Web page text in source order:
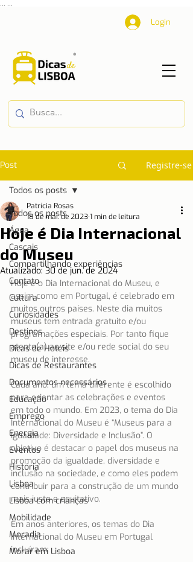
Login
Post Registre-se
Todos os posts
Água
Cascais
Compartilhando experiências
Contato
Cultura
Curiosidades
Destinos
Dicas de Hotéis
Dicas de Restaurantes
Documentos necessários
Educação
Emprego
Energia
Eventos
História
Lisboa
Lisboa com crianças
Mobilidade
Moradia
Morar em Lisboa
Todos os posts
Hoje é Dia Internacional
do Museu
Patrícia Rosas
18 de mai. de 20231 min de leitura
Atualizado:30 de jun. de 2024
Hoje é o Dia Internacional do Museu, e
assim como em Portugal, é celebrado em
muitos outros países. Neste dia muitos
museus tem entrada gratuito e/ou
programações especiais. Por tanto fique
atento(a) ao site e/ou rede social do seu
museu de interesse.
Cada ano, um tema diferente é escolhido
para orientar as celebrações e eventos
em todo o mundo. Em 2023, o tema do Dia
Internacional do Museu é “Museus para a
Igualdade: Diversidade e Inclusão”. O
objetivo é destacar o papel dos museus na
promoção da igualdade, diversidade e
inclusão na sociedade, e como eles podem
contribuir para a construção de um mundo
mais justo e equitativo.
Em anos anteriores, os temas do Dia
Internacional do Museu em Portugal
incluíram: